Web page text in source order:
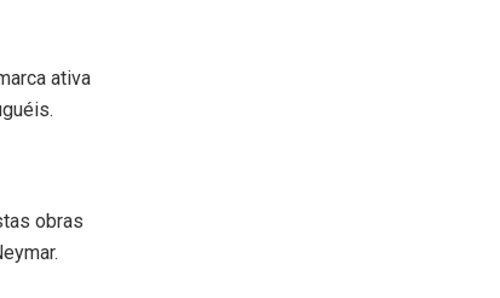
ativa
obras